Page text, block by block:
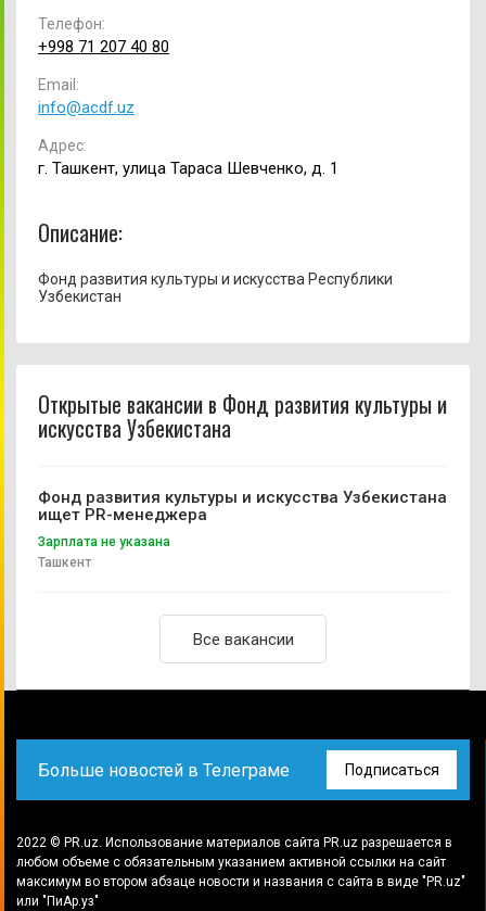
Телефон:
+998 71 207 40 80
Email:
info@acdf.uz
Адрес:
г. Ташкент, улица Тараса Шевченко, д. 1
Описание:
Фонд развития культуры и искусства Республики
Узбекистан
Открытые вакансии в Фонд развития культуры и
искусства Узбекистана
Фонд развития культуры и искусства Узбекистана
ищет PR-менеджера
Зарплата не указана
Ташкент
Все вакансии
Больше новостей в Телеграме Подписаться
2022 © PR.uz. Использование материалов сайта PR.uz разрешается в
любом объеме с обязательным указанием активной ссылки на сайт
максимум во втором абзаце новости и названия с сайта в виде "PR.uz"
или "ПиАр.уз"